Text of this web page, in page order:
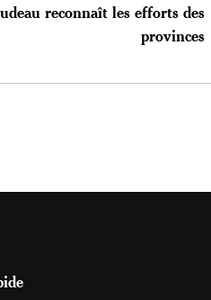
reconnaît les efforts des
provinces